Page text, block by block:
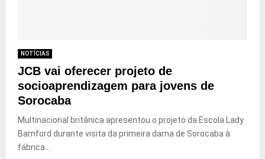
NOTÍCIAS
JCB vai oferecer projeto de
socioaprendizagem para jovens de
Sorocaba
Multinacional britânica apresentou o projeto da Escola Lady
Bamford durante visita da primeira dama de Sorocaba à
fábrica...